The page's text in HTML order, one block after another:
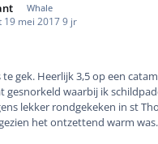
Whale
19 mei 20179 jr
te gek. Heerlijk 3,5 op een
gesnorkeld waarbij ik
lekker rondgekeken in st
het ontzettend warm was.